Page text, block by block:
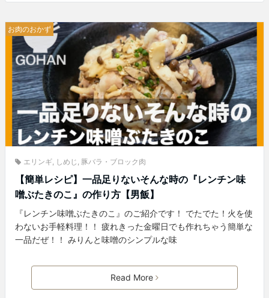
お肉のおかず
エリンギ, しめじ , 豚バラ・ブロック肉
【簡単レシピ】一品足りないそんな時の『レンチン味
噌ぶたきのこ』の作り方【男飯】
『レンチン味噌ぶたきのこ』のご紹介です！ でたでた！火を使
わないお手軽料理！！ 疲れきった金曜日でも作れちゃう簡単な
一品だぜ！！ みりんと味噌のシンプルな味
Read More